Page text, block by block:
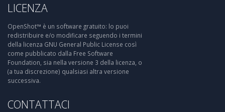
LICENZA
OpenShot™ è un software gratuito: lo puoi
redistribuire e/o modificare seguendo i termini
della licenza GNU General Public License così
come pubblicato dalla Free Software
Foundation, sia nella versione 3 della licenza, o
(a tua discrezione) qualsiasi altra versione
successiva.
CONTATTACI